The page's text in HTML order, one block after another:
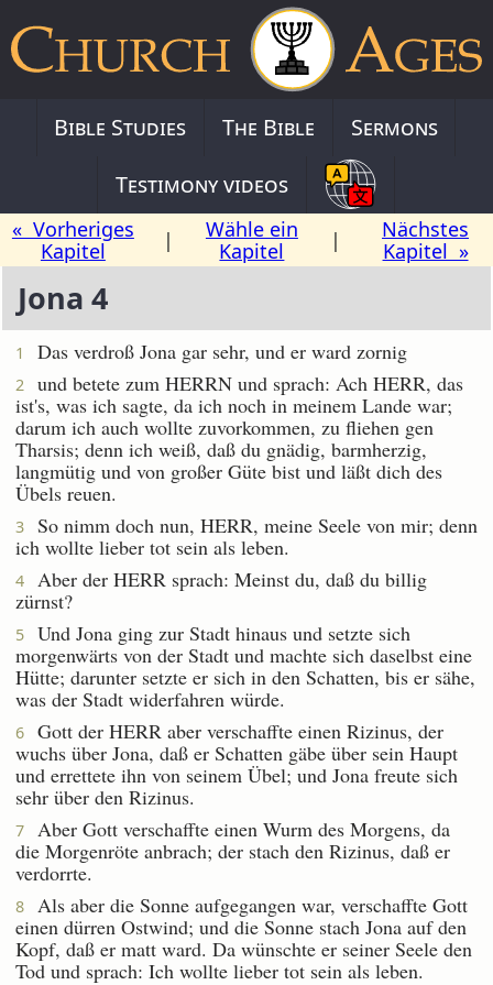
Bible Studies The Bible
Sermons
Testimony videos
« Vorheriges
Kapitel
|
Wähle ein
Kapitel
|
Nächstes
Kapitel »
Jona 4
1 Das verdroß Jona gar sehr, und er ward zornig
2
und betete zum HERRN und sprach: Ach HERR, das
ist's, was ich sagte, da ich noch in meinem Lande war;
darum ich auch wollte zuvorkommen, zu fliehen gen
Tharsis; denn ich weiß, daß du gnädig, barmherzig,
langmütig und von großer Güte bist und läßt dich des
Übels reuen.
3
So nimm doch nun, HERR, meine Seele von mir; denn
ich wollte lieber tot sein als leben.
4
Aber der HERR sprach: Meinst du, daß du billig
zürnst?
5
Und Jona ging zur Stadt hinaus und setzte sich
morgenwärts von der Stadt und machte sich daselbst eine
Hütte; darunter setzte er sich in den Schatten, bis er sähe,
was der Stadt widerfahren würde.
6
Gott der HERR aber verschaffte einen Rizinus, der
wuchs über Jona, daß er Schatten gäbe über sein Haupt
und errettete ihn von seinem Übel; und Jona freute sich
sehr über den Rizinus.
7
Aber Gott verschaffte einen Wurm des Morgens, da
die Morgenröte anbrach; der stach den Rizinus, daß er
verdorrte.
8
Als aber die Sonne aufgegangen war, verschaffte Gott
einen dürren Ostwind; und die Sonne stach Jona auf den
Kopf, daß er matt ward. Da wünschte er seiner Seele den
Tod und sprach: Ich wollte lieber tot sein als leben.